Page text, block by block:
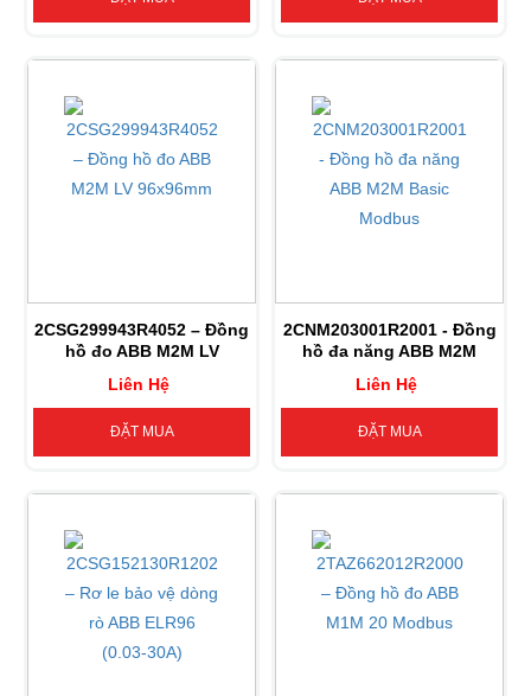
2CSG299943R4052 – Đồng
hồ đo ABB M2M LV
Liên Hệ
ĐẶT MUA
2CNM203001R2001 - Đồng
hồ đa năng ABB M2M
Liên Hệ
ĐẶT MUA